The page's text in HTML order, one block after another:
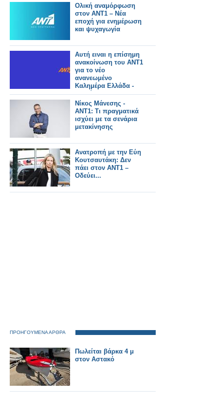
Ολική αναμόρφωση
στον ΑΝΤ1 – Νέα
εποχή για ενημέρωση
και ψυχαγωγία
Αυτή ειναι η επίσημη
ανακοίνωση του ΑΝΤ1
για το νέο
ανανεωμένο
Καλημέρα Ελλάδα -
Αυτοί θα το
παρουσιάζουν
Νίκος Μάνεσης -
ΑΝΤ1: Τι πραγματικά
ισχύει με τα σενάρια
μετακίνησης
Ανατροπή με την Εύη
Κουτσαυτάκη: Δεν
πάει στον ΑΝΤ1 –
Οδεύει...
ΠΡΟΗΓΟΥΜΕΝΑ ΑΡΘΡΑ
Πωλείται βάρκα 4 μ
στον Αστακό